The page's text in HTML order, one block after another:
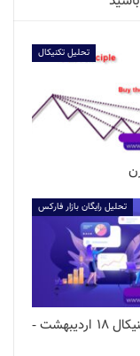
تحلیل تکنیکال
تحلیل رایگان بازار فارکس
تحلیل تکنیکال 18 اردیبهشت -